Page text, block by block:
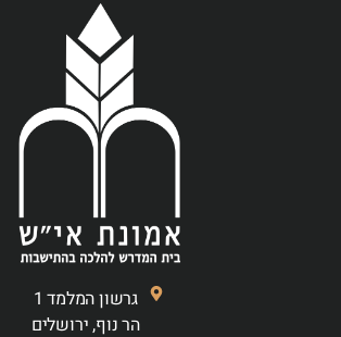
גרשון המלמד 1
הר נוף, ירושלים